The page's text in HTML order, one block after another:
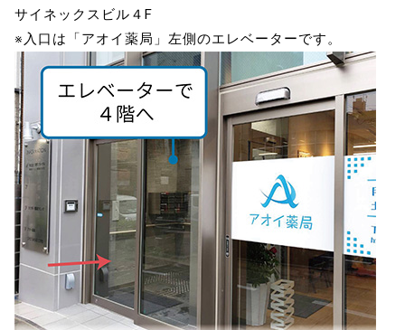
サイネックスビル４F
※入口は「アオイ薬局」左側のエレベーターです。